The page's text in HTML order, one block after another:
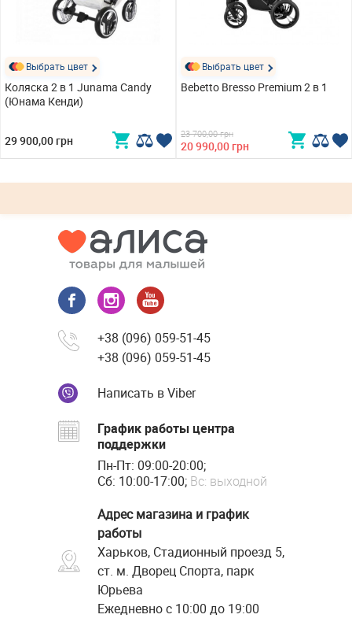
Выбрать цвет
Коляска 2 в 1 Junama Candy
(Юнама Кенди)
29 900,00 грн
Выбрать цвет
Bebetto Bresso Premium 2 в 1
23 700,00 грн
20 990,00 грн
+38 (096) 059-51-45
+38 (096) 059-51-45
Написать в Viber
График работы центра
поддержки
Пн-Пт: 09:00-20:00;
Сб: 10:00-17:00; Вс: выходной
Адрес магазина и график
работы
Харьков, Стадионный проезд 5,
ст. м. Дворец Спорта, парк
Юрьева
Ежедневно с 10:00 до 19:00